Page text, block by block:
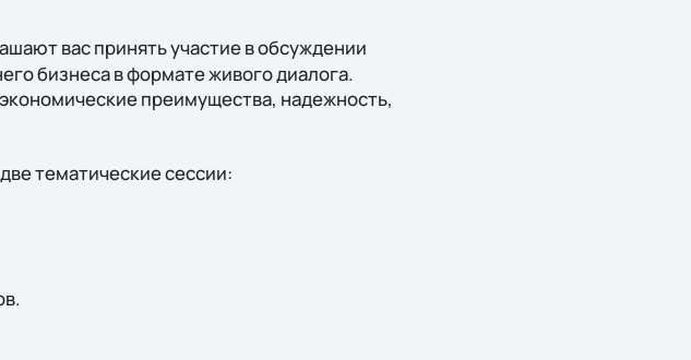
вас принять участие в обсуждении
бизнеса в формате живого диалога.
преимущества, надежность,
тематические сессии: